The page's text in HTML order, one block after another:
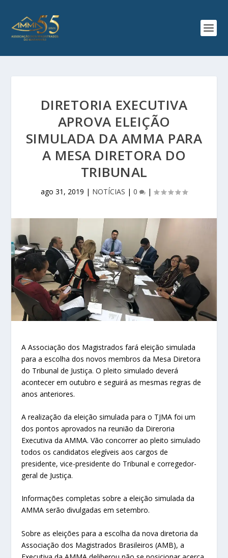
DIRETORIA EXECUTIVA
APROVA ELEIÇÃO
SIMULADA DA AMMA PARA
A MESA DIRETORA DO
TRIBUNAL
ago 31, 2019 | NOTÍCIAS | 0 |
A Associação dos Magistrados fará eleição simulada
para a escolha dos novos membros da Mesa Diretora
do Tribunal de Justiça. O pleito simulado deverá
acontecer em outubro e seguirá as mesmas regras de
anos anteriores.
A realização da eleição simulada para o TJMA foi um
dos pontos aprovados na reunião da Direroria
Executiva da AMMA. Vão concorrer ao pleito simulado
todos os candidatos elegíveis aos cargos de
presidente, vice-presidente do Tribunal e corregedor-
geral de Justiça.
Informações completas sobre a eleição simulada da
AMMA serão divulgadas em setembro.
Sobre as eleições para a escolha da nova diretoria da
Associação dos Magistrados Brasileiros (AMB), a